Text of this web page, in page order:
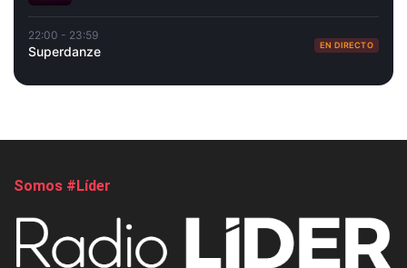
22:00 - 23:59
Superdanze EN DIRECTO
Somos #Líder